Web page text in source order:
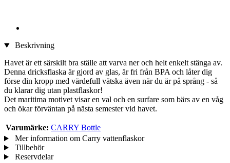
Beskrivning
Havet är ett särskilt bra ställe att varva ner och helt enkelt stänga av.
Denna dricksflaska är gjord av glas, är fri från BPA och låter dig
förse din kropp med värdefull vätska även när du är på språng - så
du klarar dig utan plastflaskor!
Det maritima motivet visar en val och en surfare som bärs av en våg
och ökar förväntan på nästa semester vid havet.
Varumärke: CARRY Bottle
Mer information om Carry vattenflaskor
Tillbehör
Reservdelar